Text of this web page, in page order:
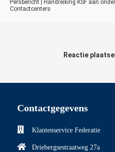
Persbericht | Handreiking KSF aan
Contactcenters
Reactie
Contactgegevens
Klantenservice Federatie
Driebergsestraatweg 27a